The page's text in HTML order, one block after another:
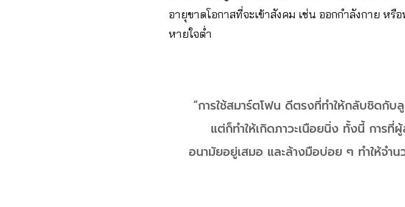
อายุขาดโอกาสที่จะเข้าสังคม เช่น ออกกำลังกาย ห
หายใจต่ำ
“การใช้สมาร์ตโฟน ดีตรงที่ทำให้กลับชิดกั
แต่ก็ทำให้เกิดภาวะเนือยนิ่ง ทั้งนี้ การที่
อนามัยอยู่เสมอ และล้างมือบ่อย ๆ ทำให้จำ